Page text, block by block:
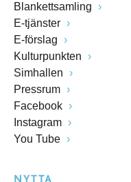
Blankettsamling
E-tjänster
E-förslag
Kulturpunkten
Simhallen
Pressrum
Facebook
Instagram
You Tube
NYTTA